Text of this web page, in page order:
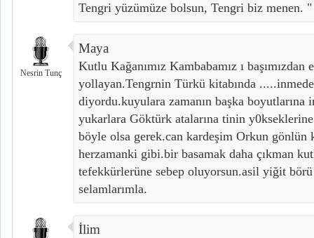
Tengri yüzümüze bolsun, Tengri biz menen. "
Nesrin Tunç
Maya
Kutlu Kağanımız Kambabamız ı
yollayan.Tengrnin Türkü kitabında
diyordu.kuyulara zamanın başka boyutlarına
yukarlara Göktürk atalarına tinin y0kseklerine
böyle olsa gerek.can kardeşim Orkun gönlün
herzamanki gibi.bir basamak daha çıkman
tefekkürlerüne sebep oluyorsun.asil yiğit
selamlarımla.
İlim